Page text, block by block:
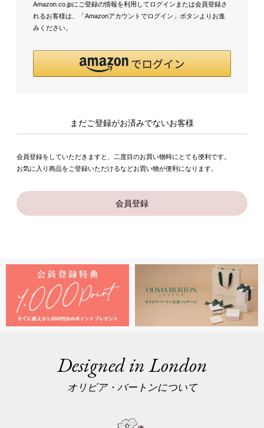
Amazon.co.jpにご登録の情報を利用してログインまたは会員登録さ
れるお客様は、「Amazonアカウントでログイン」ボタンよりお進
みください。
まだご登録がお済みでないお客様
会員登録をしていただきますと、二度目のお買い物時にとても便利です。
お気に入り商品をご登録いただけるなどお買い物が便利になります。
会員登録
Designed in London
オリビア・バートンについて